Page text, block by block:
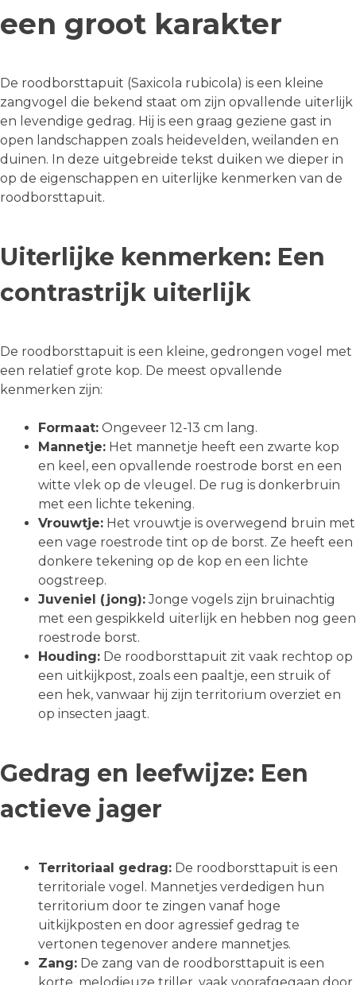
een groot karakter
De roodborsttapuit (Saxicola rubicola) is een kleine
zangvogel die bekend staat om zijn opvallende uiterlijk
en levendige gedrag. Hij is een graag geziene gast in
open landschappen zoals heidevelden, weilanden en
duinen. In deze uitgebreide tekst duiken we dieper in
op de eigenschappen en uiterlijke kenmerken van de
roodborsttapuit.
Uiterlijke kenmerken: Een
contrastrijk uiterlijk
De roodborsttapuit is een kleine, gedrongen vogel met
een relatief grote kop. De meest opvallende
kenmerken zijn:
Formaat: Ongeveer 12-13 cm lang.
Mannetje: Het mannetje heeft een zwarte kop
en keel, een opvallende roestrode borst en een
witte vlek op de vleugel. De rug is donkerbruin
met een lichte tekening.
Vrouwtje: Het vrouwtje is overwegend bruin met
een vage roestrode tint op de borst. Ze heeft een
donkere tekening op de kop en een lichte
oogstreep.
Juveniel (jong):Jonge vogels zijn bruinachtig
met een gespikkeld uiterlijk en hebben nog geen
roestrode borst.
Houding: De roodborsttapuit zit vaak rechtop op
een uitkijkpost, zoals een paaltje, een struik of
een hek, vanwaar hij zijn territorium overziet en
op insecten jaagt.
Gedrag en leefwijze: Een
actieve jager
Territoriaal gedrag: De roodborsttapuit is een
territoriale vogel. Mannetjes verdedigen hun
territorium door te zingen vanaf hoge
uitkijkposten en door agressief gedrag te
vertonen tegenover andere mannetjes.
Zang: De zang van de roodborsttapuit is een